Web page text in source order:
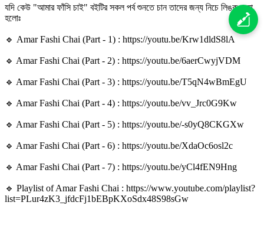
যদি কেউ "আমার ফাঁসি চাই" বইটির সকল পর্ব শুনতে চান তাদের জন্য নিচে লিঙ্ক দেয়া
হলোঃ
🔹 Amar Fashi Chai (Part - 1) : https://youtu.be/Krw1dldS8lA
🔹 Amar Fashi Chai (Part - 2) : https://youtu.be/6aerCwyjVDM
🔹 Amar Fashi Chai (Part - 3) : https://youtu.be/T5qN4wBmEgU
🔹 Amar Fashi Chai (Part - 4) : https://youtu.be/vv_Jrc0G9Kw
🔹 Amar Fashi Chai (Part - 5) : https://youtu.be/-s0yQ8CKGXw
🔹 Amar Fashi Chai (Part - 6) : https://youtu.be/XdaOc6osl2c
🔹 Amar Fashi Chai (Part - 7) : https://youtu.be/yCl4fEN9Hng
🔹 Playlist of Amar Fashi Chai : https://www.youtube.com/playlist?
list=PLur4zK3_jfdcFj1bEBpKXoSdx48S98sGw